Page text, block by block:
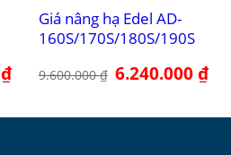
₫Giá
hiện
1.592.000 ₫.
Giá nâng hạ Edel AD-
160S/170S/180S/190S
9.600.000₫ Giá
gốc
6.240.000₫Giá